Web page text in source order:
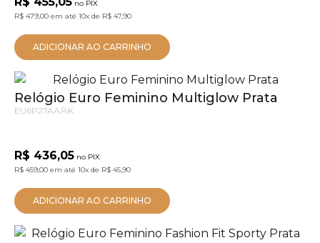
no PIX
R$ 479,00 em até 10x de R$ 47,90
ADICIONAR AO CARRINHO
Relógio Euro Feminino Multiglow Prata
EU6P27AA/4K
R$ 436,05 no PIX
R$ 459,00 em até 10x de R$ 45,90
ADICIONAR AO CARRINHO